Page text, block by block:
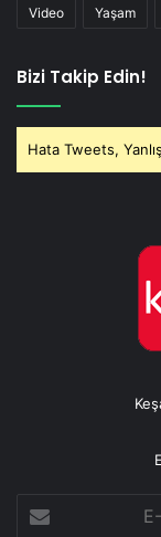
Video Yaşam
Bizi Takip Edin!
Hata Tweets,
Posta